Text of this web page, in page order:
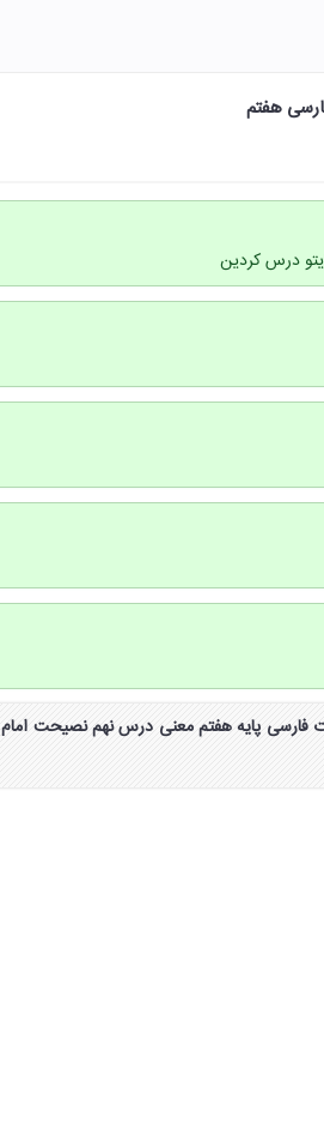
درس کردین
صفحه ۸۰ و ۸۱ و ۸۲ و ۸۳ کتاب ادبیات فارسی پایه هفتم معنی درس نهم نصیحت امام